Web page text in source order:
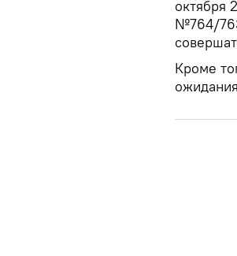
октября
№764/
Кроме